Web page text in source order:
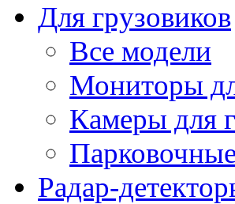
Для грузовиков
Все модели
Мониторы
Камеры для
Радар-